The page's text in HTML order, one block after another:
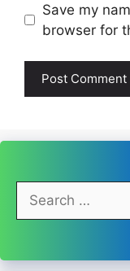
Save my
browser for
Search
for: